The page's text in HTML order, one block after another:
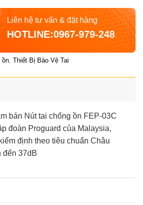
tại
là:
10,000VND.
Liên hệ tư vấn & đặt hàng
HOTLINE:0967-979-248
ồn, Thiết Bị Bảo Vệ Tai
bán Nút tai chống ồn FEP-03C
đoàn Proguard của Malaysia,
định theo tiêu chuẩn Châu
đến 37dB